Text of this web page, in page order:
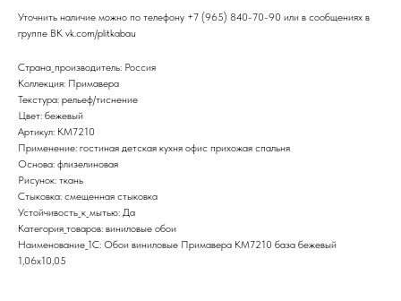
Уточнить наличие можно по телефону +7 (965) 840-70-90 или в сообщениях в
группе ВК vk.com/plitkabau
Страна_производитель: Россия
Коллекция: Примавера
Текстура: рельеф/тиснение
Цвет: бежевый
Артикул: KM7210
Применение: гостиная детская кухня офис прихожая спальня
Основа: флизелиновая
Рисунок: ткань
Стыковка: смещенная стыковка
Устойчивость_к_мытью: Да
Категория_товаров: виниловые обои
Наименование_1С: Обои виниловые Примавера KM7210 база бежевый
1,06х10,05